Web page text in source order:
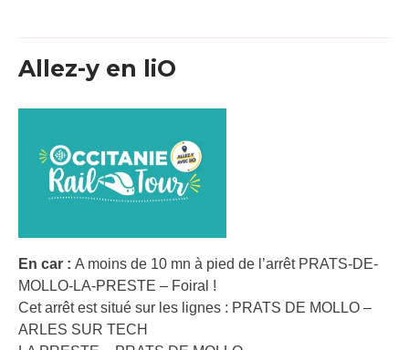
Allez-y en liO
En car : A moins de 10 mn à pied de l’arrêt PRATS-DE-
MOLLO-LA-PRESTE – Foiral !
Cet arrêt est situé sur les lignes : PRATS DE MOLLO –
ARLES SUR TECH